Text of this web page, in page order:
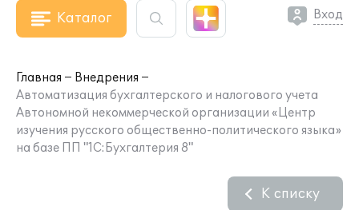
Каталог Вход
Главная
Внедрения
Автоматизация бухгалтерского и налогового учета
Автономной некоммерческой организации «Центр
изучения русского общественно-политического языка»
на базе ПП "1С:Бухгалтерия 8"
К списку